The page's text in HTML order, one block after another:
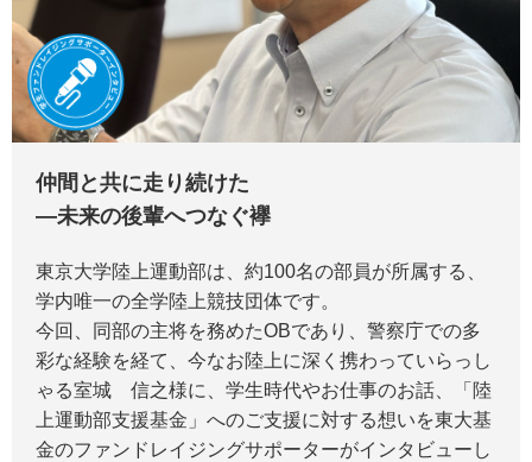
仲間と共に走り続けた
―未来の後輩へつなぐ襷
東京大学陸上運動部は、約100名の部員が所属する、
学内唯一の全学陸上競技団体です。
今回、同部の主将を務めたOBであり、警察庁での多
彩な経験を経て、今なお陸上に深く携わっていらっし
ゃる室城 信之様に、学生時代やお仕事のお話、「陸
上運動部支援基金」へのご支援に対する想いを東大基
金のファンドレイジングサポーターがインタビューし